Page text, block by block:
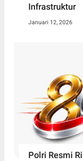
Infrastruktur
Januari 12, 2026
Polri Resmi